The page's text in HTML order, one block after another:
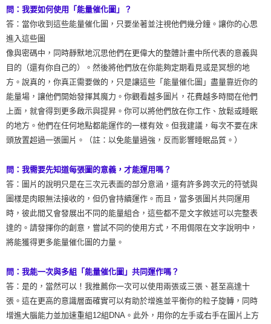
問：我要如何使用「能量催化圖」？
答：當你收到這些能量催化圖，只要坐著並注視他們幾分鐘。讓你的心思
進入這些圖
像與密碼中，同時靜默地沉思他們在更偉大的整體計畫中所代表的意義與
目的（還有你自己的）。然後將他們放在你能夠定期看見或是冥想的地
方。說真的，你真正需要做的，只是讓這些「能量催化圖」盡量靠近你的
能量場，讓他們開始發揮其魔力。你觀看越多圖片，花費越多時間在他們
上面，就會得到更多啟示與提昇。你可以將他們放在你工作、放鬆或睡眠
的地方。他們在任何地點都能運作的一樣有效。但我建議，每次不要在床
頭放置超過一張圖片。（註：以免能量過強，反而影響睡眠品質。）
問：我需要先知道每張圖的意義，才能運用嗎？
答：圖片的說明只是在三次元表面的部分意涵，還有許多跨次元的符號與
圖樣是肉眼無法接收的，但仍會持續運作。而且，當多張圖片共同運用
時，彼此間又會發展出不同的能量組合，這些都不是文字敘述可以完整表
達的。請發揮你的創意，嘗試不同的使用方式，不用侷限在文字說明中，
將能獲得更多能量催化圖的力量。
問：我能一次與多組「能量催化圖」共同運作嗎？
答：是的，當然可以！我推薦你一次可以使用兩張或三張、甚至高達十
張。這在更高的意識層面確實可以有助於增進並平衡你的粒子旋轉，同時
增進大腦能力並加速重組12組DNA。此外，用你的左手或右手在圖片上方